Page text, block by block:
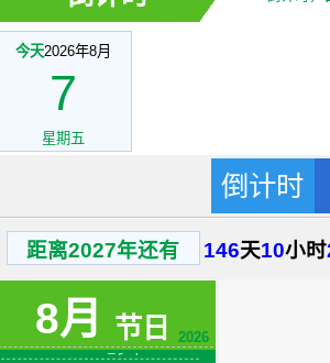
今天2026年8月
7
星期五
倒计时
距离2027年还有 146天10小时
8月 节日 2026
2026-8-6
火把节
(农历六月二十
2026-8-19
七夕节
2026-8-23
处暑